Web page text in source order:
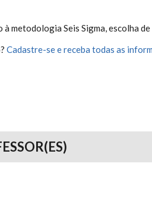
à metodologia Seis Sigma, escolha
Cadastre-se e receba todas as